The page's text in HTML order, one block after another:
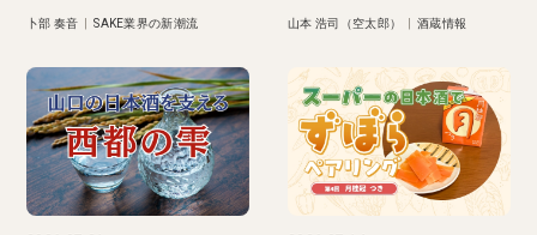
卜部 奏音 |SAKE業界の新潮流 山本 浩司（空太郎） 酒蔵情報